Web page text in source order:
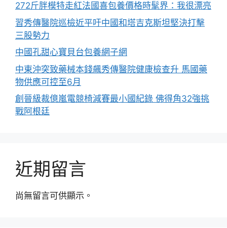
272斤胖模特走紅法國喜包養價格時髦界：我很漂亮
習秀傳醫院巡檢近平吁中國和塔吉克斯坦堅決打擊
三股勢力
中國孔甜心寶貝台包養網子網
中東沖突致藥械本錢飆秀傳醫院健康檢查升 馬國藥
物供應可控至6月
創晉級裁億嵐電競椅減賽最小國紀錄 佛得角32強挑
戰阿根廷
近期留言
尚無留言可供顯示。